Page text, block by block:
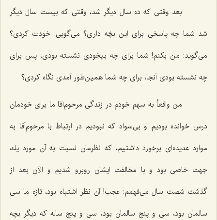
بعد وقتی كه ده سال دیگر شد، وقتی كه بیست سال دیگر
شد شما چه پاسخی برای این بچّه داری؟ می‌گویی: خودت كردی؟
می‌گوید: من بكنم! شما برای چه بیخودی نشسته بودی، پس برای
چه نشسته بودی آنجا، برای چه شما همین‌طور آمدی نگاه كردی؟
من واقعاً به سهم خودم در زندگی مرحوم‌آقا ما برای خودمان
درس خوانده بودیم و بی‌سواد كه نبودیم در ارتباط با مرحوم‌آقا به
موارد عدیده‌ای برخورد داشتیم، كه نظرمان نسبت به آن مورد یك
جهت خاصی بود و با مخالفت ایشان روبرو شدیم و الآن بعد از
گذشت شصت سال می‌فهمم: عجب! آن نظر اشتباه بود، تازه ما سی
سالمان بود، سی و پنج سالمان بود، سی و پنج ساله كه دیگر بچه